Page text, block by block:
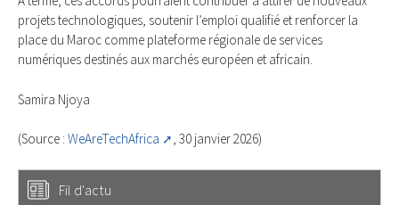
projets technologiques, soutenir l’emploi qualifié et renforcer la
place du Maroc comme plateforme régionale de services
numériques destinés aux marchés européen et africain.
Samira Njoya
(Source : WeAreTechAfrica , 30 janvier 2026)
Fil d'actu